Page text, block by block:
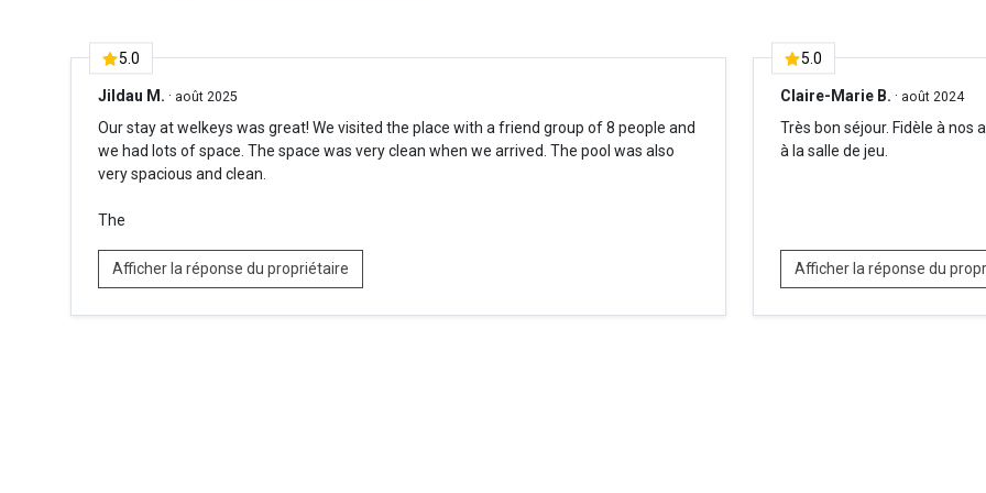
5.0
Jildau M. · août 2025
Our stay at welkeys was great! We visited the place with a friend group of 8 people and
we had lots of space. The space was very clean when we arrived. The pool was also
very spacious and clean.
The
Afficher la réponse du propriétaire
5.0
Claire-Marie B. · août 2024
Très bon séjour. Fidèle à
à la salle de jeu.
Afficher la réponse du